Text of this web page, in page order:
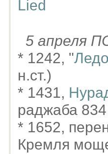
Lied
5 апреля
* 1242, "
н.ст.)
* 1431,
раджаба 834
* 1652,
Кремля